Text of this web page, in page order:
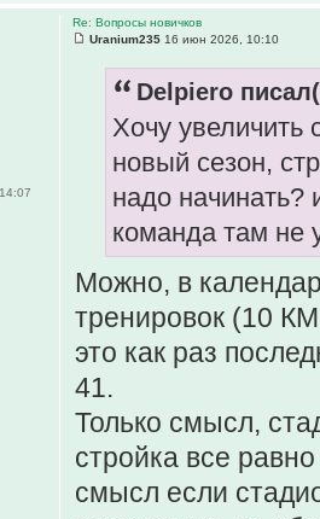
Re: Вопросы новичков
Uranium235 16 июн 2026, 10:10
Delpiero
Хочу увеличить
новый сезон,
надо
команда там не
Можно, в
тренировок (10
это как раз
41.
Только смысл,
стройка все
смысл если